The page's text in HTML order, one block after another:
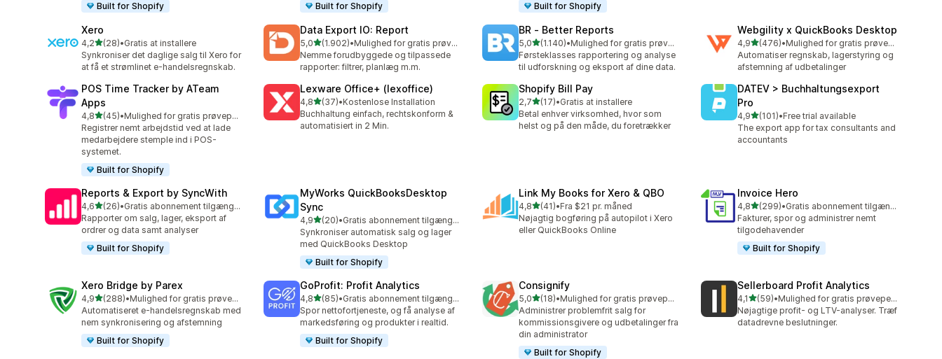
Built for Shopify
Built for Shopify
Built for Shopify
Xero
4,2ud af 5 stjerner
(28)
28 anmeldelser i alt
•Gratis at installere
Synkroniser det daglige salg til Xero for
at få et strømlinet e-handelsregnskab.
Data Export IO: Report
5,0ud af 5 stjerner
(1.902)
1902 anmeldelser i alt
•
Mulighed for gratis prøveperiode
Nemme forudbyggede og tilpassede
rapporter: filtrer, planlæg m.m.
BR ‑ Better Reports
5,0ud af 5 stjerner
(1.140)
1140 anmeldelser i alt
•
Mulighed for gratis prøveperiode
Førsteklasses rapportering og analyse
til udforskning og eksport af dine data.
Webgility x QuickBooks Desktop
4,9ud af 5 stjerner
(476)
476 anmeldelser i alt
•
Mulighed for gratis prøveperiode
Automatiser regnskab, lagerstyring og
afstemning af udbetalinger
POS Time Tracker by ATeam
Apps
4,8ud af 5 stjerner
(45)
45 anmeldelser i alt
•
Mulighed for gratis prøveperiode
Registrer nemt arbejdstid ved at lade
medarbejdere stemple ind i POS-
systemet.
Built for Shopify
Lexware Office+ (lexoffice)
4,8ud af 5 stjerner
(37)
37 anmeldelser i alt
•Kostenlose Installation
Buchhaltung einfach, rechtskonform &
automatisiert in 2 Min.
Shopify Bill Pay
2,7ud af 5 stjerner
(17)
17 anmeldelser i alt
•Gratis at installere
Betal enhver virksomhed, hvor som
helst og på den måde, du foretrækker
DATEV > Buchhaltungsexport
Pro
4,9ud af 5 stjerner
(101)
101 anmeldelser i alt
•Free trial available
The export app for tax consultants and
accountants
Reports & Export by SyncWith
4,6ud af 5 stjerner
(26)
26 anmeldelser i alt
•
Gratis abonnement tilgængeligt
Rapporter om salg, lager, eksport af
ordrer og data samt analyser
Built for Shopify
MyWorks QuickBooksDesktop
Sync
4,9ud af 5 stjerner
(20)
20 anmeldelser i alt
•
Gratis abonnement tilgængeligt
Synkroniser automatisk salg og lager
med QuickBooks Desktop
Built for Shopify
Link My Books for Xero & QBO
4,8ud af 5 stjerner
(41)
41 anmeldelser i alt
•Fra $21 pr. måned
Nøjagtig bogføring på autopilot i Xero
eller QuickBooks Online
Invoice Hero
4,8ud af 5 stjerner
(299)
299 anmeldelser i alt
•
Gratis abonnement tilgængeligt
Fakturer, spor og administrer nemt
tilgodehavender
Built for Shopify
Xero Bridge by Parex
4,9ud af 5 stjerner
(288)
288 anmeldelser i alt
•
Mulighed for gratis prøveperiode
Automatiseret e-handelsregnskab med
nem synkronisering og afstemning
Built for Shopify
GoProfit: Profit Analytics
4,8ud af 5 stjerner
(85)
85 anmeldelser i alt
•
Gratis abonnement tilgængeligt
Spor nettofortjeneste, og få analyse af
markedsføring og produkter i realtid.
Built for Shopify
Consignify
5,0ud af 5 stjerner
(18)
18 anmeldelser i alt
•
Mulighed for gratis prøveperiode
Administrer problemfrit salg for
kommissionsgivere og udbetalinger fra
din administrator
Built for Shopify
Sellerboard Profit Analytics
4,1ud af 5 stjerner
(59)
59 anmeldelser i alt
•
Mulighed for gratis prøveperiode
Nøjagtige profit- og LTV-analyser. Træf
datadrevne beslutninger.